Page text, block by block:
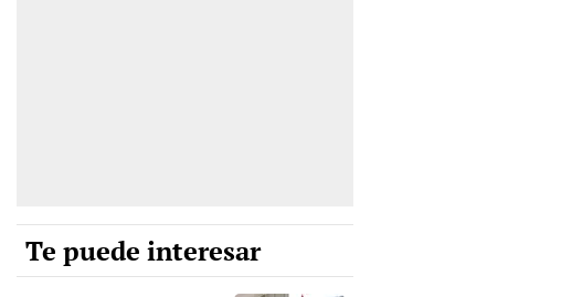
Te puede interesar